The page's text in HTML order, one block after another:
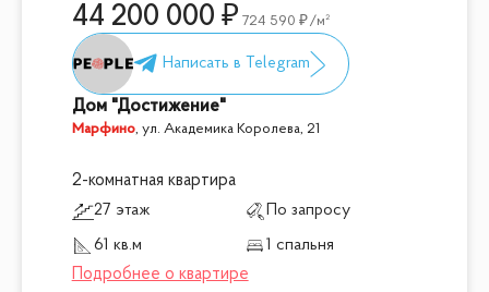
44 200 000 724 590 /м²
Дом "Достижение"
Марфино, ул. Академика Королева, 21
2-комнатная квартира
27 этаж
По запросу
61 кв.м
1 спальня